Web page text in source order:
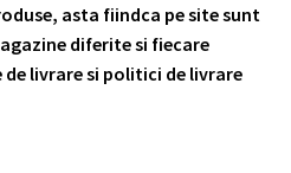
asta fiindca pe site sunt
diferite si fiecare
livrare si politici de livrare